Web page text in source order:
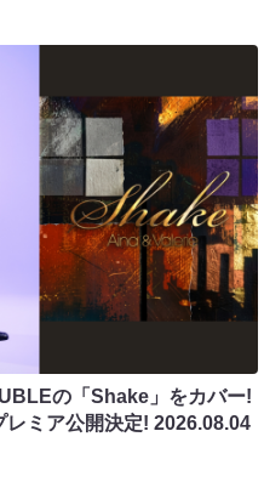
の「Shake」をカバー!
レミア公開決定! 2026.08.04